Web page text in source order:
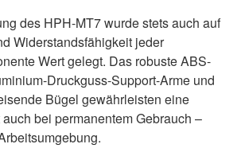
des HPH-MT7 wurde stets auch auf
Widerstandsfähigkeit jeder
Wert gelegt. Das robuste ABS-
Druckguss-Support-Arme und
Bügel gewährleisten eine
bei permanentem Gebrauch –